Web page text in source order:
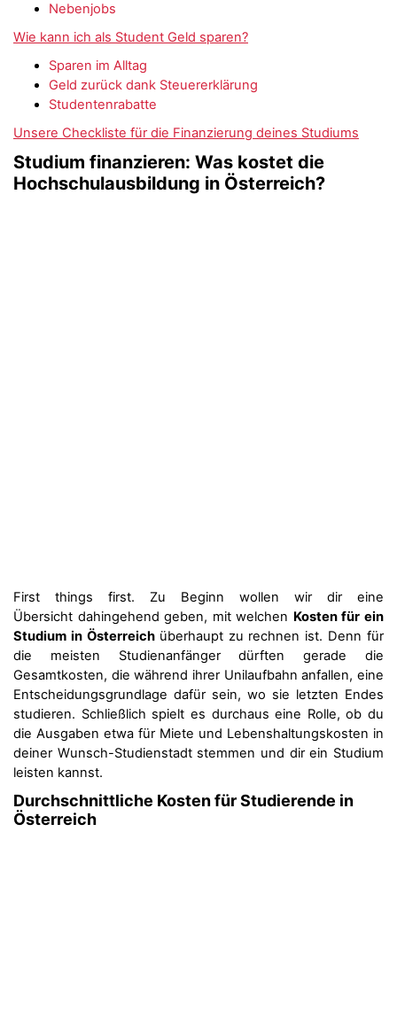
Nebenjobs
Wie kann ich als Student Geld sparen?
Sparen im Alltag
Geld zurück dank Steuererklärung
Studentenrabatte
Unsere Checkliste für die Finanzierung deines Studiums
Studium finanzieren: Was kostet die
Hochschulausbildung in Österreich?
First things first. Zu Beginn wollen wir dir eine
Übersicht dahingehend geben, mit welchen Kosten für ein
Studium in Österreich überhaupt zu rechnen ist. Denn für
die meisten Studienanfänger dürften gerade die
Gesamtkosten, die während ihrer Unilaufbahn anfallen, eine
Entscheidungsgrundlage dafür sein, wo sie letzten Endes
studieren. Schließlich spielt es durchaus eine Rolle, ob du
die Ausgaben etwa für Miete und Lebenshaltungskosten in
deiner Wunsch-Studienstadt stemmen und dir ein Studium
leisten kannst.
Durchschnittliche Kosten für Studierende in
Österreich